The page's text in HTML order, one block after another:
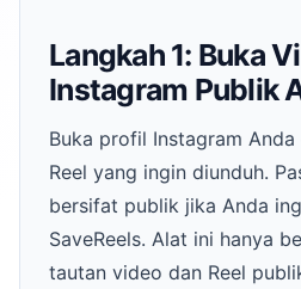
Langkah 1: Buka
Instagram Publik
Buka profil Instagram
Reel yang ingin diunduh.
bersifat publik jika Anda
SaveReels. Alat ini hanya
tautan video dan Reel